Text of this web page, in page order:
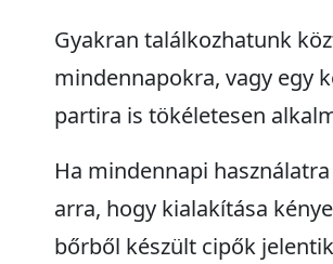
Gyakran találkozhatunk
mindennapokra, vagy egy
partira is tökéletesen
Ha mindennapi
arra, hogy kialakítása
bőrből készült cipők